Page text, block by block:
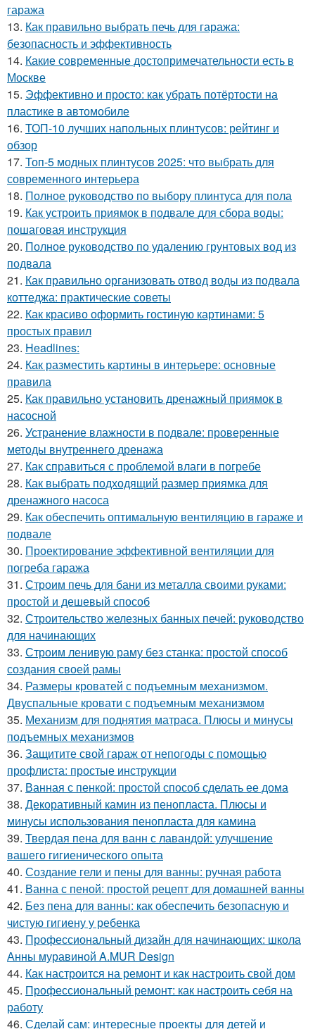
гаража
13. Как правильно выбрать печь для гаража:
безопасность и эффективность
14. Какие современные достопримечательности есть в
Москве
15. Эффективно и просто: как убрать потёртости на
пластике в автомобиле
16. ТОП-10 лучших напольных плинтусов: рейтинг и
обзор
17. Топ-5 модных плинтусов 2025: что выбрать для
современного интерьера
18. Полное руководство по выбору плинтуса для пола
19. Как устроить приямок в подвале для сбора воды:
пошаговая инструкция
20. Полное руководство по удалению грунтовых вод из
подвала
21. Как правильно организовать отвод воды из подвала
коттеджа: практические советы
22. Как красиво оформить гостиную картинами: 5
простых правил
23. Headlines:
24. Как разместить картины в интерьере: основные
правила
25. Как правильно установить дренажный приямок в
насосной
26. Устранение влажности в подвале: проверенные
методы внутреннего дренажа
27. Как справиться с проблемой влаги в погребе
28. Как выбрать подходящий размер приямка для
дренажного насоса
29. Как обеспечить оптимальную вентиляцию в гараже и
подвале
30. Проектирование эффективной вентиляции для
погреба гаража
31. Строим печь для бани из металла своими руками:
простой и дешевый способ
32. Строительство железных банных печей: руководство
для начинающих
33. Строим ленивую раму без станка: простой способ
создания своей рамы
34. Размеры кроватей с подъемным механизмом.
Двуспальные кровати с подъемным механизмом
35. Механизм для поднятия матраса. Плюсы и минусы
подъемных механизмов
36. Защитите свой гараж от непогоды с помощью
профлиста: простые инструкции
37. Ванная с пенкой: простой способ сделать ее дома
38. Декоративный камин из пенопласта. Плюсы и
минусы использования пенопласта для камина
39. Твердая пена для ванн с лавандой: улучшение
вашего гигиенического опыта
40. Создание гели и пены для ванны: ручная работа
41. Ванна с пеной: простой рецепт для домашней ванны
42. Без пена для ванны: как обеспечить безопасную и
чистую гигиену у ребенка
43. Профессиональный дизайн для начинающих: школа
Анны муравиной A.MUR Design
44. Как настроится на ремонт и как настроить свой дом
45. Профессиональный ремонт: как настроить себя на
работу
46. Сделай сам: интересные проекты для детей и